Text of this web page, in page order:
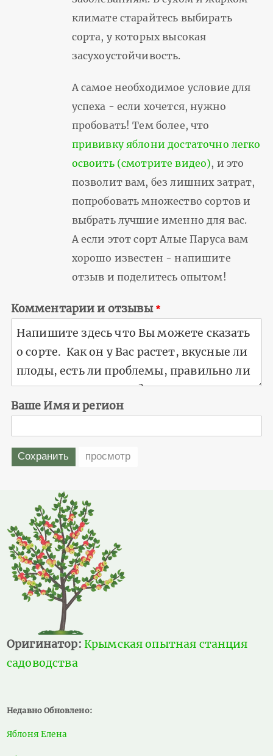
климате старайтесь выбирать
сорта, у которых высокая
засухоустойчивость.
А самое необходимое условие для
успеха - если хочется, нужно
пробовать! Тем более, что
прививку яблони достаточно легко
освоить (смотрите видео), и это
позволит вам, без лишних затрат,
попробовать множество сортов и
выбрать лучшие именно для вас.
А если этот сорт Алые Паруса вам
хорошо известен - напишите
отзыв и поделитесь опытом!
Комментарии и отзывы
Ваше Имя и регион
Оригинатор: Крымская опытная станция
садоводства
Недавно Обновлено:
Яблоня Елена